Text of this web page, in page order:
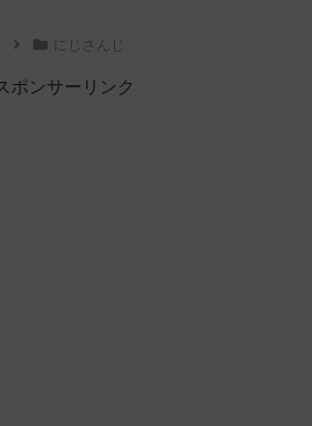
にじさんじ
ポンサーリンク